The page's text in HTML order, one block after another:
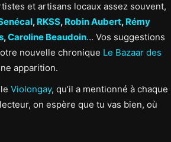
et artisans locaux assez souvent,
, RKSS, Robin Aubert, Rémy
,Caroline Beaudoin… Vos suggestions
nouvelle chronique Le Bazaar des
apparition.
Violongay, qu’il a mentionné à chaque
on espère que tu vas bien, où